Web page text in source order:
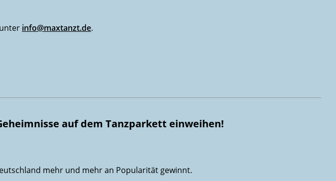
info@maxtanzt.de.
auf dem Tanzparkett einweihen!
mehr und mehr an Popularität gewinnt.